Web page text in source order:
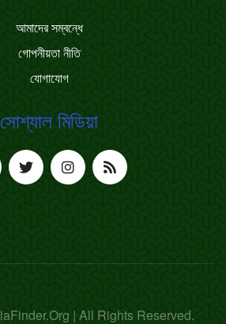
আমাদের সম্বন্ধে
গোপনীয়তা নীতি
যোগাযোগ
সোশ্যাল মিডিয়া
| All Rights Reserved.